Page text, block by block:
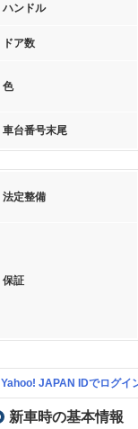
ハンドル
ドア数
色
車台番号末尾
法定整備
保証
Yahoo! JAPAN IDでログイ
新車時の基本情報